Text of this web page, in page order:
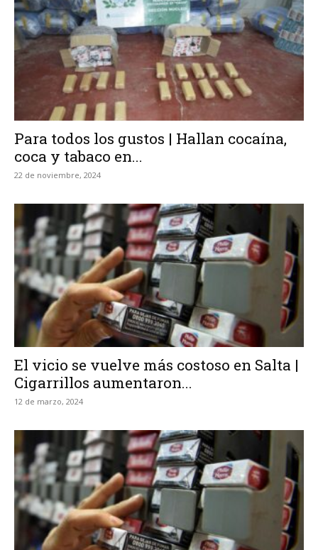
Para todos los gustos | Hallan cocaína,
coca y tabaco en...
22 de noviembre, 2024
El vicio se vuelve más costoso en Salta |
Cigarrillos aumentaron...
12 de marzo, 2024